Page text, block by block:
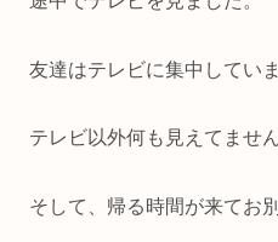
友達はテレビに集中していま
テレビ以外何も見えてませ
そして、帰る時間が来てお